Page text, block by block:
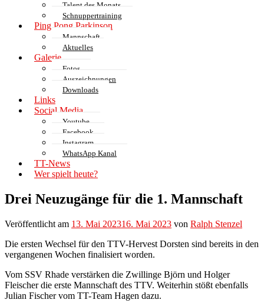
Talent des Monats
Schnuppertraining
Ping Pong Parkinson
Mannschaft
Aktuelles
Galerie
Fotos
Auszeichnungen
Downloads
Links
Social Media
Youtube
Facebook
Instagram
WhatsApp Kanal
TT-News
Wer spielt heute?
Drei Neuzugänge für die 1. Mannschaft
Veröffentlicht am 13. Mai 202316. Mai 2023 von Ralph Stenzel
Die ersten Wechsel für den TTV-Hervest Dorsten sind bereits in den
vergangenen Wochen finalisiert worden.
Vom SSV Rhade verstärken die Zwillinge Björn und Holger
Fleischer die erste Mannschaft des TTV. Weiterhin stößt ebenfalls
Julian Fischer vom TT-Team Hagen dazu.